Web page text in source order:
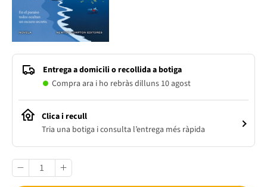
Entrega a domicili o recollida a botiga
Compra ara i ho rebràs dilluns 10 agost
Clica i recull
Tria una botiga i consulta l’entrega més ràpida